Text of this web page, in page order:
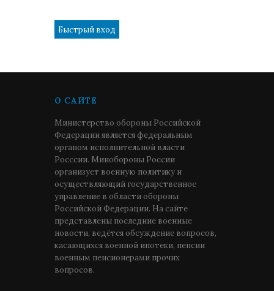
О САЙТЕ
Министерство обороны Российской
Федерации является федеральным
органом исполнительной власти
Росссии. Минобороны России
организует военную политику и
осуществляющий государственное
управление в области обороны
Российской Федерации. На сайте
представлены последние военные
новости, ведётся обсуждение вопросов,
касающихся военной ипотеки, пенсии
военным пенсионерами прочих
вопросов.